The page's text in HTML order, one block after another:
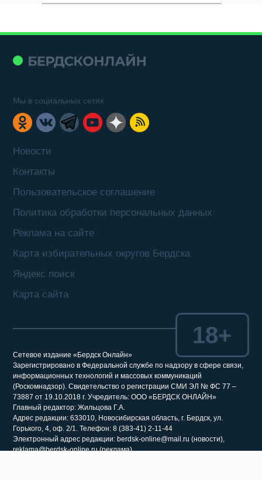
Новости
Контакты
Пользовательское соглашение
Политика обработки персональных данных
Реклама на сайте
Карта избирательных округов Бердска
Яндекс поиск
Карта сайта
Мы в социальных сетях
Сетевое издание «Бердск Онлайн»
Зарегистрировано в Федеральной службе по надзору в сфере связи,
информационных технологий и массовых коммуникаций
(Роскомнадзор). Свидетельство о регистрации СМИ ЭЛ № ФС 77 –
73887 от 19.10.2018 г. Учредитель: ООО «БЕРДСК ОНЛАЙН»
Главный редактор: Жильцова Г.А.
Адрес редакции: 633010, Новосибирская область, г. Бердск, ул.
Горького, 4, оф. 2/1. Телефон: 8 (383-41) 2-11-44
Электронный адрес редакции: berdsk-online@mail.ru (новости),
reklama@berdsk-online.ru (реклама)
18+